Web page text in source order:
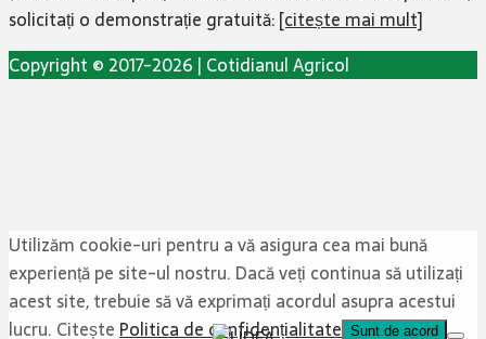
solicitați o demonstrație gratuită:[citește mai mult]
Copyright © 2017-2026 | Cotidianul Agricol
Utilizăm cookie-uri pentru a vă asigura cea mai bună
experiență pe site-ul nostru. Dacă veți continua să utilizați
acest site, trebuie să vă exprimați acordul asupra acestui
lucru. Citește Politica de confidențialitate Sunt de acord